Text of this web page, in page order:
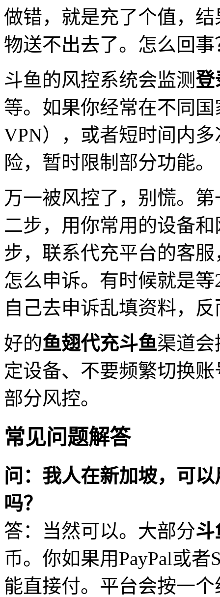
做错，就是充了个值，
物送不出去了。怎么回事
斗鱼的风控系统会监测登
等。如果你经常在不同
VPN），或者短时间内
险，暂时限制部分功能。
万一被风控了，别慌。第
二步，用你常用的设备
步，联系代充平台的客
怎么申诉。有时候就是
自己去申诉乱填资料，
好的鱼翅代充斗鱼渠道
定设备、不要频繁切换
部分风控。
常见问题解答
问：我人在新加坡，可
吗？
答：当然可以。大部分斗
币。你如果用PayPal或
能直接付。平台会按一